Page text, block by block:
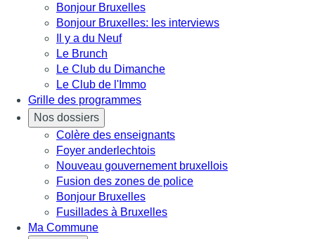
Bonjour Bruxelles
Bonjour Bruxelles: les interviews
Il y a du Neuf
Le Brunch
Le Club du Dimanche
Le Club de l'Immo
Grille des programmes
Nos dossiers
Colère des enseignants
Foyer anderlechtois
Nouveau gouvernement bruxellois
Fusion des zones de police
Bonjour Bruxelles
Fusillades à Bruxelles
Ma Commune